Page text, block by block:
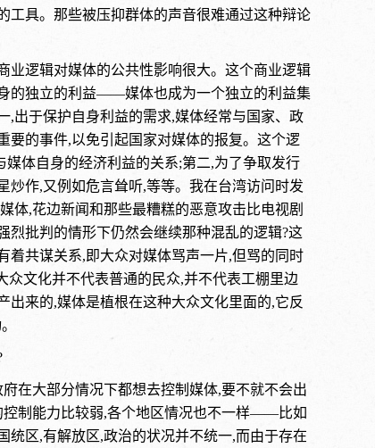
工具。那些被压抑群体的声音很难通过这种辩论
业逻辑对媒体的公共性影响很大。这个商业逻辑
的独立的利益——媒体也成为一个独立的利益集
,出于保护自身利益的需求,媒体经常与国家、政
要的事件,以免引起国家对媒体的报复。这个逻
体自身的经济利益的关系;第二,为了争取发行
作,又例如危言耸听,等等。我在台湾访问时发
体,花边新闻和那些最糟糕的恶意攻击比电视剧
烈批判的情形下仍然会继续那种混乱的逻辑?这
着共谋关系,即大众对媒体骂声一片,但骂的同时
众文化并不代表普通的民众,并不代表工棚里边
出来的,媒体是植根在这种大众文化里面的,它反
在大部分情况下都想去控制媒体,要不就不会出
控制能力比较弱,各个地区情况也不一样——比如
统区,有解放区,政治的状况并不统一,而由于存在